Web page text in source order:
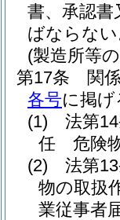
書、承認
ばならな
(製造所等
第17条
関
各号に掲げ
(1)
法第
任 危険
(2)
法第
物の取扱
業従事者